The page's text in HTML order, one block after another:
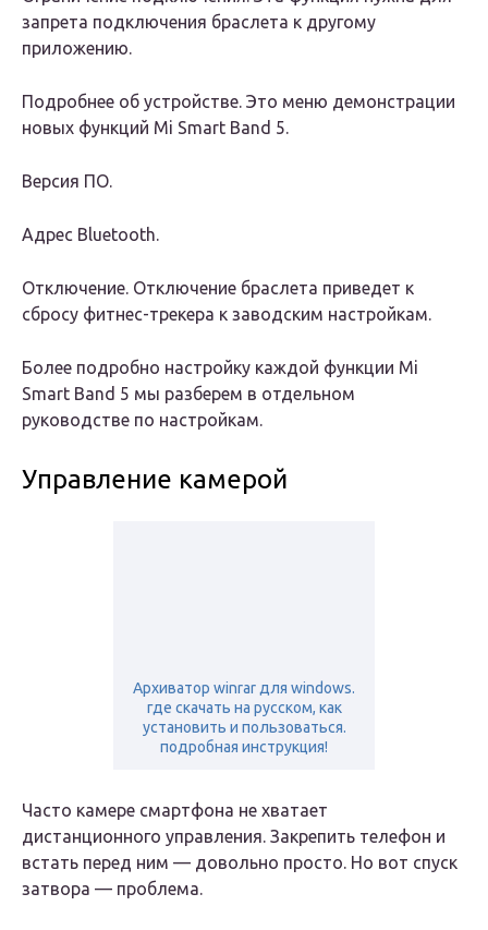
запрета подключения браслета к другому
приложению.
Подробнее об устройстве. Это меню демонстрации
новых функций Mi Smart Band 5.
Версия ПО.
Адрес Bluetooth.
Отключение. Отключение браслета приведет к
сбросу фитнес-трекера к заводским настройкам.
Более подробно настройку каждой функции Mi
Smart Band 5 мы разберем в отдельном
руководстве по настройкам.
Управление камерой
Архиватор winrar для windows.
где скачать на русском, как
установить и пользоваться.
подробная инструкция!
Часто камере смартфона не хватает
дистанционного управления. Закрепить телефон и
встать перед ним — довольно просто. Но вот спуск
затвора — проблема.